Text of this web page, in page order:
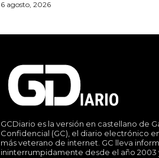
6 agosto, 2026
GCDiario es la versión en castellano de
Confidencial (GC), el diario electrónico
más veterano de internet. GC lleva
ininterrumpidamente desde el año 2003